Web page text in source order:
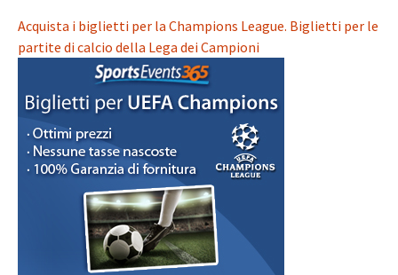
Acquista i biglietti per la Champions League. Biglietti per le
partite di calcio della Lega dei Campioni